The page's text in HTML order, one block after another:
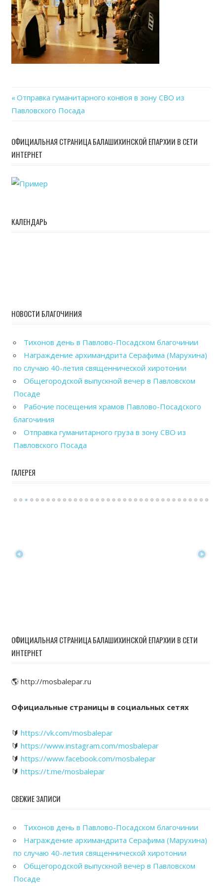
Навигация
записям
Previous
Post:
Отправка гуманитарного конвоя в зону СВО из
Павловского Посада
ОФИЦИАЛЬНАЯ СТРАНИЦА БАЛАШИХИНСКОЙ ЕПАРХИИ В СЕТИ
ИНТЕРНЕТ
КАЛЕНДАРЬ
НОВОСТИ БЛАГОЧИНИЯ
Тихонов день в Павлово-Посадском благочинии
Награждение архимандрита Серафима (Марухина)
по случаю 40-летия священнической хиротонии
Общегородской выпускной вечер в Павловском
Посаде
Рабочие посещения храмов Павлово-Посадского
благочиния
Отправка гуманитарного груза в зону СВО из
Павловского Посада
ГАЛЕРЕЯ
ОФИЦИАЛЬНАЯ СТРАНИЦА БАЛАШИХИНСКОЙ ЕПАРХИИ В СЕТИ
ИНТЕРНЕТ
🌎 http://mosbalepar.ru
Официальные страницы в социальных сетях
🔰 https://vk.com/mosbalepar
🔰 https://www.instagram.com/mosbalepar
🔰 https://www.facebook.com/mosbalepar
🔰 https://t.me/mosbalepar
СВЕЖИЕ ЗАПИСИ
Тихонов день в Павлово-Посадском благочинии
Награждение архимандрита Серафима (Марухина)
по случаю 40-летия священнической хиротонии
Общегородской выпускной вечер в Павловском
Посаде